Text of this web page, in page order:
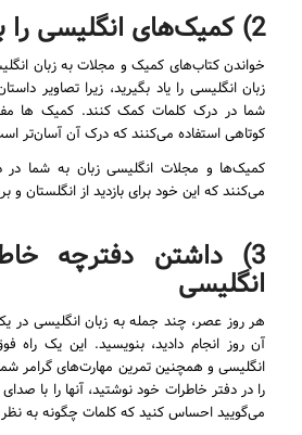
2) کمیک‌های انگلیسی را بخوانید
خواندن کتاب‌های کمیک و مجلات به زبان
زبان انگلیسی را یاد بگیرید، زیرا تصاویر
شما در درک کلمات کمک کنند. کمیک ها
کوتاهی استفاده می‌کنند که درک آن آسان‌تر
کمیک‌ها و مجلات انگلیسی زبان به شما در
می‌کنند که این خود برای بازدید از انگلستان و
3) داشتن دفترچه
انگلیسی
هر روز عصر، چند جمله به زبان انگلیسی در
آن روز انجام دادید، بنویسید. این یک راه
انگلیسی و همچنین تمرین مهارت‌های گرامر
را در دفتر خاطرات خود نوشتید، آنها را با صدای
می‌گویید احساس کنید که کلمات چگونه به